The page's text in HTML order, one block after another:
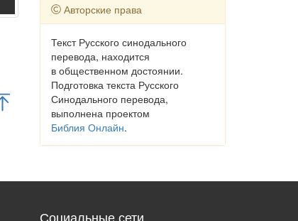
Авторские права
Текст Русского синодального
перевода, находится
в общественном достоянии.
Подготовка текста Русского
Синодального перевода,
выполнена проектом
Библия Онлайн.
Социальные сети